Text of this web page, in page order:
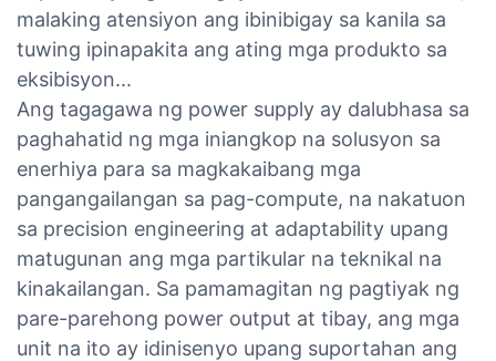
malaking atensiyon ang ibinibigay sa kanila sa
tuwing ipinapakita ang ating mga produkto sa
eksibisyon...
Ang tagagawa ng power supply ay dalubhasa sa
paghahatid ng mga iniangkop na solusyon sa
enerhiya para sa magkakaibang mga
pangangailangan sa pag-compute, na nakatuon
sa precision engineering at adaptability upang
matugunan ang mga partikular na teknikal na
kinakailangan. Sa pamamagitan ng pagtiyak ng
pare-parehong power output at tibay, ang mga
unit na ito ay idinisenyo upang suportahan ang